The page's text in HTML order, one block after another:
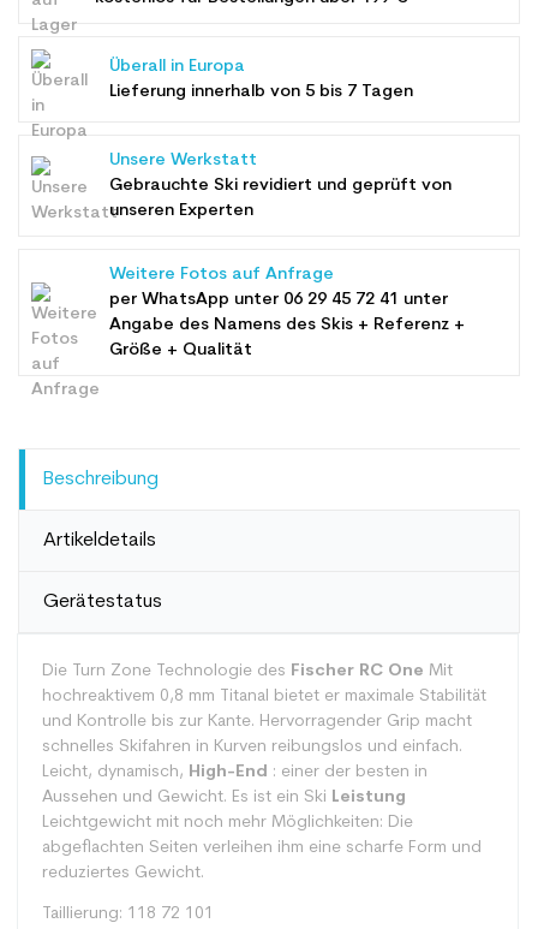
Überall in Europa
Lieferung innerhalb von 5 bis 7 Tagen
Unsere Werkstatt
Gebrauchte Ski revidiert und geprüft von
unseren Experten
Weitere Fotos auf Anfrage
per WhatsApp unter 06 29 45 72 41 unter
Angabe des Namens des Skis + Referenz +
Größe + Qualität
Beschreibung
Artikeldetails
Gerätestatus
Die Turn Zone Technologie des Fischer RC One Mit
hochreaktivem 0,8 mm Titanal bietet er maximale Stabilität
und Kontrolle bis zur Kante. Hervorragender Grip macht
schnelles Skifahren in Kurven reibungslos und einfach.
Leicht, dynamisch, High-End : einer der besten in
Aussehen und Gewicht. Es ist ein Ski Leistung
Leichtgewicht mit noch mehr Möglichkeiten: Die
abgeflachten Seiten verleihen ihm eine scharfe Form und
reduziertes Gewicht.
Taillierung: 118 72 101